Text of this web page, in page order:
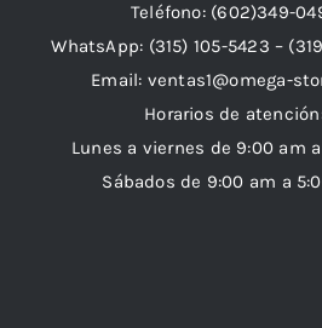
Teléfono: (602)349-
WhatsApp: (315) 105-5423 –
Email: ventas1@omega-
Horarios de
Lunes a viernes de 9:00 am
Sábados de 9:00 am a